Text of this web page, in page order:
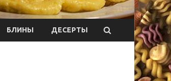
БЛИНЫ ДЕСЕРТЫ